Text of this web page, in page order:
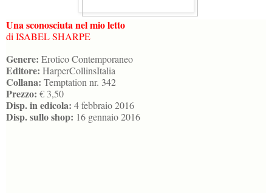
Una sconosciuta nel mio letto
di ISABEL SHARPE
Genere: Erotico Contemporaneo
Editore: HarperCollinsItalia
Collana: Temptation nr. 342
Prezzo: € 3,50
Disp. in edicola: 4 febbraio 2016
Disp. sullo shop: 16 gennaio 2016